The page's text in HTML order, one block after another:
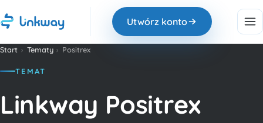
Utwórz konto
Start › Tematy › Positrex
TEMAT
Linkway Positrex